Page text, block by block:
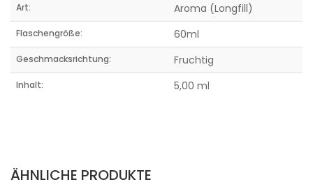
Art: Aroma (Longfill)
Flaschengröße: 60ml
Geschmacksrichtung: Fruchtig
Inhalt: 5,00 ml
ÄHNLICHE PRODUKTE